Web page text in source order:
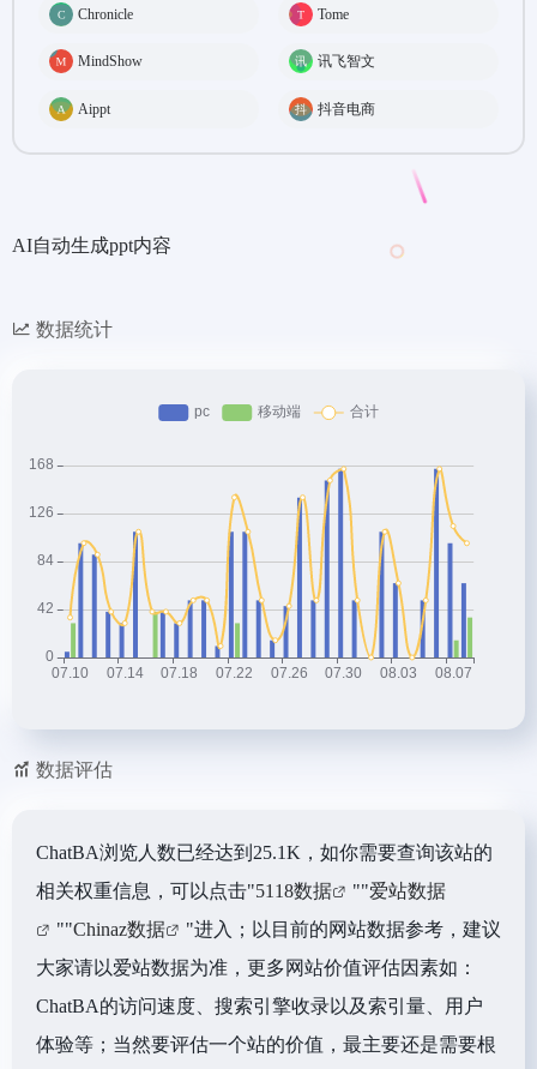
Chronicle Tome
MindShow 讯飞智文
Aippt 抖音电商
AI自动生成ppt内容
数据统计
数据评估
ChatBA浏览人数已经达到25.1K，如你需要查询该站的
相关权重信息，可以点击"5118数据 ""爱站数据
""Chinaz数据
"进入；以目前的网站数据参考，建议
大家请以爱站数据为准，更多网站价值评估因素如：
ChatBA的访问速度、搜索引擎收录以及索引量、用户
体验等；当然要评估一个站的价值，最主要还是需要根